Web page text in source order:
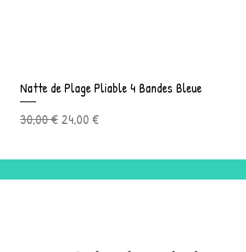
Natte de Plage Pliable 4 Bandes Bleue
Prix original
30,00 € Prix promotionnel
24,00 €